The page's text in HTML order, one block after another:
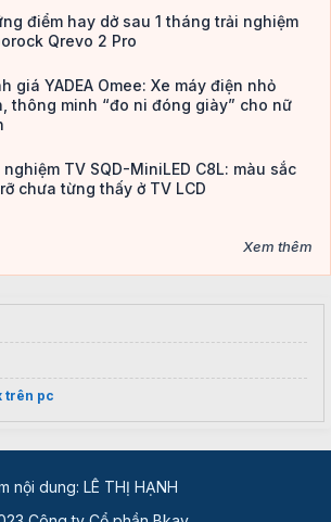
điểm hay dở sau 1 tháng trải nghiệm
Qrevo 2 Pro
giá YADEA Omee: Xe máy điện nhỏ
thông minh “đo ni đóng giày” cho nữ
nghiệm TV SQD-MiniLED C8L: màu sắc
chưa từng thấy ở TV LCD
Xem thêm
trên pc
nội dung: LÊ THỊ HẠNH